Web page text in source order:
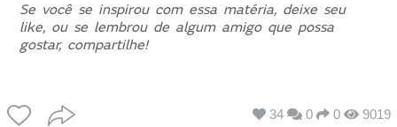
Se você se inspirou com essa matéria, deixe seu
like, ou se lembrou de algum amigo que possa
gostar, compartilhe!
34 0 0 9019